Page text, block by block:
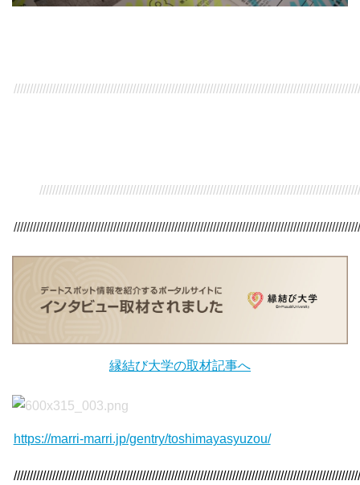
縁結び大学の取材記事へ
https://marri-marri.jp/gentry/toshimayasyuzou/